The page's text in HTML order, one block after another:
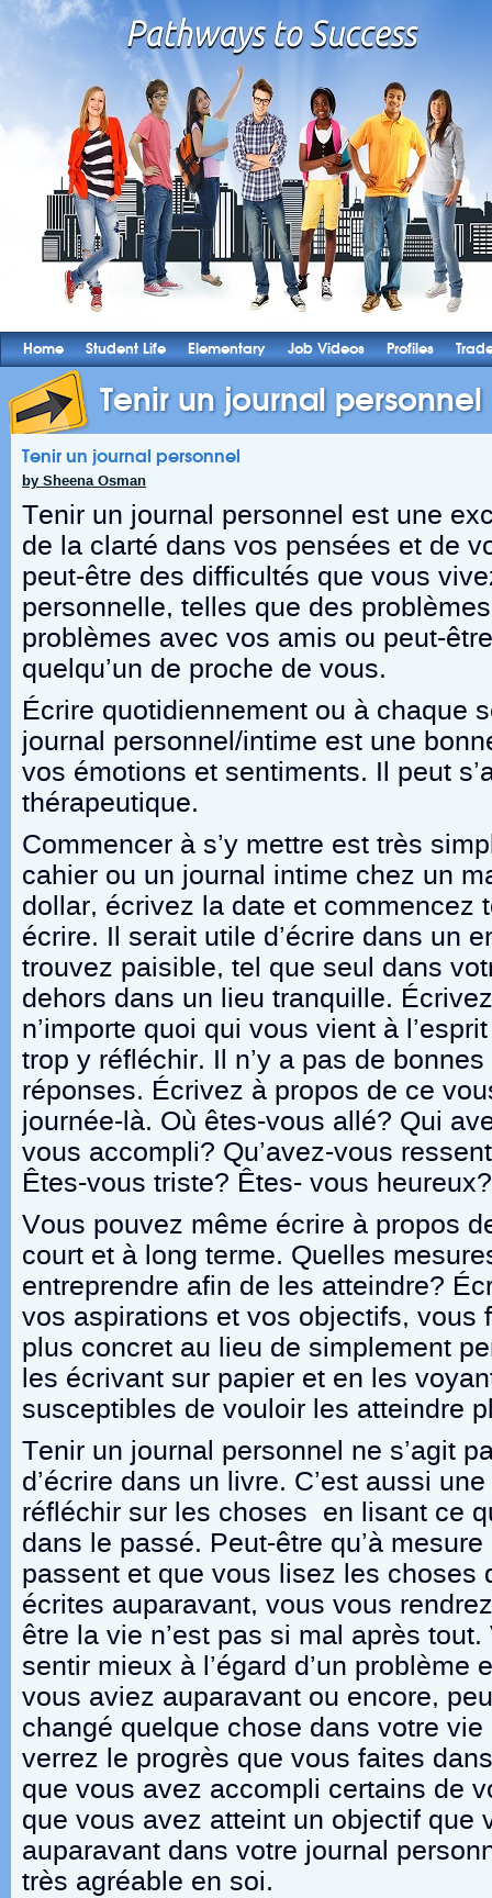
Home Student Life Elementary Job Videos Profiles
Tenir un journal personnel
Tenir un journal personnel
by Sheena Osman
Tenir un journal personnel est une
de la clarté dans vos pensées et de
peut-être des difficultés que vous
personnelle, telles que des
problèmes avec vos amis ou peut-
quelqu’un de proche de vous.
Écrire quotidiennement ou à chaque
journal personnel/intime est une
vos émotions et sentiments. Il peut
thérapeutique.
Commencer à s’y mettre est très
cahier ou un journal intime chez un
dollar, écrivez la date et commencez
écrire. Il serait utile d’écrire dans un
trouvez paisible, tel que seul dans
dehors dans un lieu tranquille.
n’importe quoi qui vous vient à
trop y réfléchir. Il n’y a pas de
réponses. Écrivez à propos de ce
journée-là. Où êtes-vous allé? Qui
vous accompli? Qu’avez-vous
Êtes-vous triste? Êtes- vous
Vous pouvez même écrire à propos
court et à long terme. Quelles
entreprendre afin de les atteindre?
vos aspirations et vos objectifs, vous
plus concret au lieu de simplement
les écrivant sur papier et en les
susceptibles de vouloir les atteindre
Tenir un journal personnel ne s’agit
d’écrire dans un livre. C’est aussi
réfléchir sur les choses en lisant ce
dans le passé. Peut-être qu’à
passent et que vous lisez les choses
écrites auparavant, vous vous
être la vie n’est pas si mal après
sentir mieux à l’égard d’un problème
vous aviez auparavant ou encore,
changé quelque chose dans votre
verrez le progrès que vous faites
que vous avez accompli certains de
que vous avez atteint un objectif que
auparavant dans votre journal
très agréable en soi.